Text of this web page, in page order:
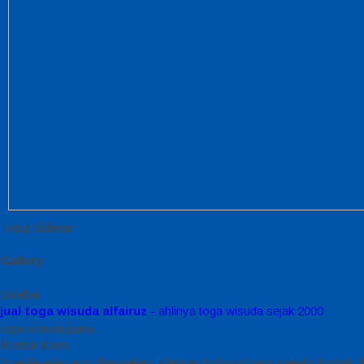
Tutup Sidebar
Gallery
Sidebar
jual toga wisuda alfairuz - ahlinya toga wisuda sejak 2000
toga wisuda juara
Kontak Kami